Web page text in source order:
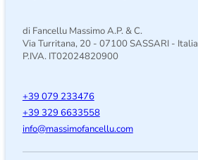
di Fancellu Massimo A.P. & C.
Via Turritana, 20 - 07100 SASSARI - Italia
P.IVA. IT02024820900
+39 079 233476
+39 329 6633558
moc.ullecnafomissam
@ofni